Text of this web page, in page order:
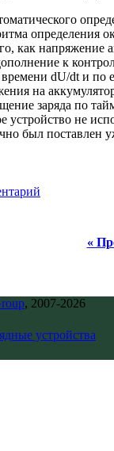
определения
как напряжение
к
dU/dt и по
на
заряда по
устройство не
был поставлен
«
, 2007-2026